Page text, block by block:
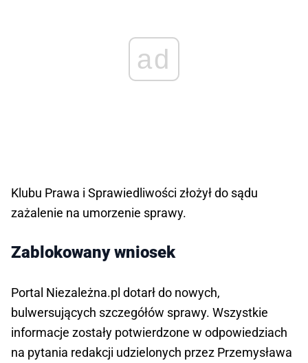
ad
Klubu Prawa i Sprawiedliwości złożył do sądu
zażalenie na umorzenie sprawy.
Zablokowany wniosek
Portal Niezależna.pl dotarł do nowych,
bulwersujących szczegółów sprawy. Wszystkie
informacje zostały potwierdzone w odpowiedziach
na pytania redakcji udzielonych przez Przemysława